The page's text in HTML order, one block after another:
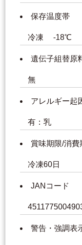
保存温度帯
冷凍 -18℃
遺伝子組替原
無
アレルギー起
有：乳
賞味期限/消費
冷凍60日
JANコード
警告・強調表